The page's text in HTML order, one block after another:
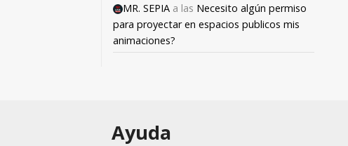
MR. SEPIA a las Necesito algún permiso
para proyectar en espacios publicos mis
animaciones?
Ayuda